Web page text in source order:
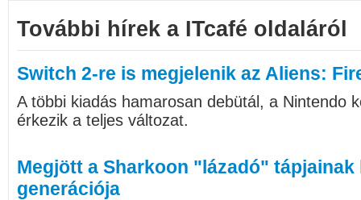
További hírek a ITcafé oldaláról
Switch 2-re is megjelenik az Aliens:
A többi kiadás hamarosan debütál, a Nintendo
érkezik a teljes változat.
Megjött a Sharkoon "lázadó" tápjainak
generációja